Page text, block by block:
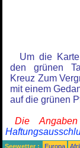
Um die
den grünen
Kreuz Zum
mit einem
auf die grünen
Die
Seewetter : Europa